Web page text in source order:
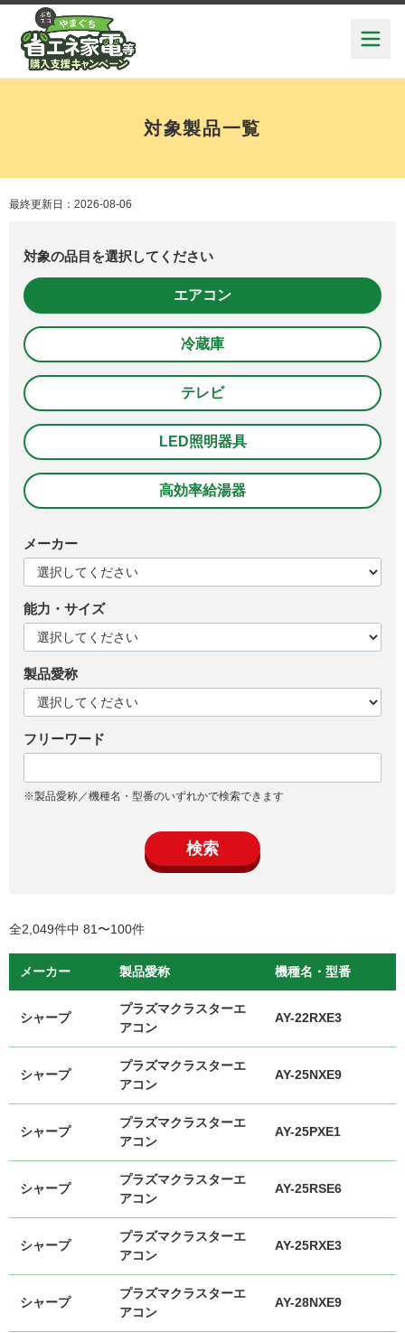
対象製品一覧
最終更新日：2026-08-06
対象の品目を選択してください
エアコン
冷蔵庫
テレビ
LED照明器具
高効率給湯器
メーカー
能力・サイズ
製品愛称
フリーワード
※製品愛称／機種名・型番のいずれかで検索できます
検索
全2,049件中 81〜100件
メーカー 製品愛称 機種名・型番
シャープ
プラズマクラスターエ
アコン
AY-22RXE3
シャープ
プラズマクラスターエ
アコン
AY-25NXE9
シャープ
プラズマクラスターエ
アコン
AY-25PXE1
シャープ
プラズマクラスターエ
アコン
AY-25RSE6
シャープ
プラズマクラスターエ
アコン
AY-25RXE3
シャープ
プラズマクラスターエ
アコン
AY-28NXE9